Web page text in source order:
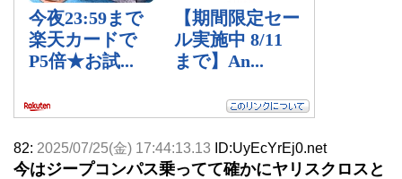
82: 2025/07/25(金) 17:44:13.13 ID:UyEcYrEj0.net
今はジープコンパス乗ってて確かにヤリスクロスと